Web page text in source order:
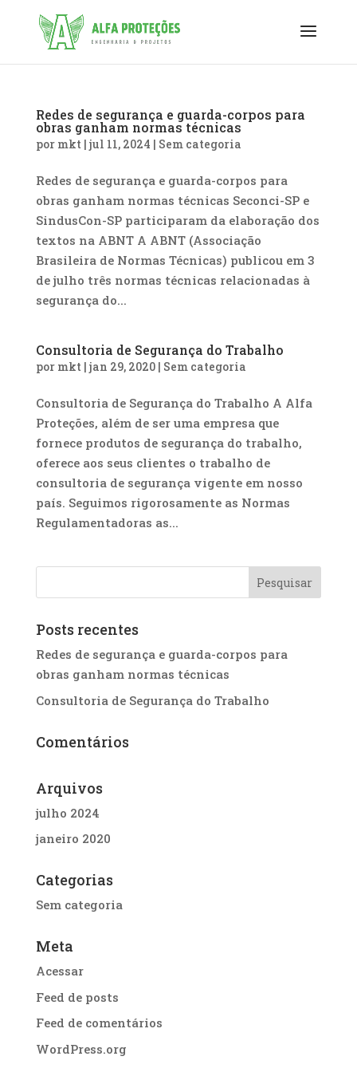
Redes de segurança e guarda-corpos para
obras ganham normas técnicas
por mkt | jul 11, 2024 | Sem categoria
Redes de segurança e guarda-corpos para
obras ganham normas técnicas Seconci-SP e
SindusCon-SP participaram da elaboração dos
textos na ABNT A ABNT (Associação
Brasileira de Normas Técnicas) publicou em 3
de julho três normas técnicas relacionadas à
segurança do...
Consultoria de Segurança do Trabalho
por mkt | jan 29, 2020| Sem categoria
Consultoria de Segurança do Trabalho A Alfa
Proteções, além de ser uma empresa que
fornece produtos de segurança do trabalho,
oferece aos seus clientes o trabalho de
consultoria de segurança vigente em nosso
país. Seguimos rigorosamente as Normas
Regulamentadoras as...
Posts recentes
Redes de segurança e guarda-corpos para
obras ganham normas técnicas
Consultoria de Segurança do Trabalho
Comentários
Arquivos
julho 2024
janeiro 2020
Categorias
Sem categoria
Meta
Acessar
Feed de posts
Feed de comentários
WordPress.org